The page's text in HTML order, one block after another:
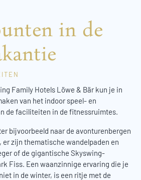
in de
Family Hotels Löwe & Bär kun je in
van het indoor speel- en
de faciliteiten in de fitnessruimtes.
bijvoorbeeld naar de avonturenbergen
er zijn thematische wandelpaden en
of de gigantische Skyswing-
Fiss. Een waanzinnige ervaring die je
in de winter, is een ritje met de